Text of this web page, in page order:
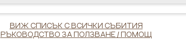
ВИЖ СПИСЪК С ВСИЧКИ СЪБИТИЯ
РЪКОВОДСТВО ЗА ПОЛЗВАНЕ / ПОМОЩ